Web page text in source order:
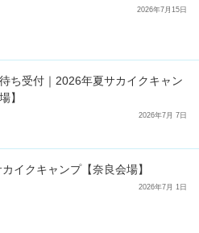
2026年7月15日
ち受付｜2026年夏サカイクキャン
】
2026年7月 7日
イクキャンプ【奈良会場】
2026年7月 1日